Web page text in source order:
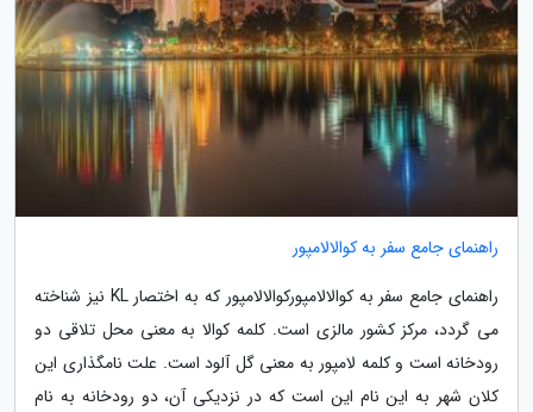
راهنمای جامع سفر به کوالالامپور
راهنمای جامع سفر به کوالالامپورکوالالامپور که به اختصار KL نیز شناخته
می گردد، مرکز کشور مالزی است. کلمه کوالا به معنی محل تلاقی دو
رودخانه است و کلمه لامپور به معنی گل آلود است. علت نامگذاری این
کلان شهر به این نام این است که در نزدیکی آن، دو رودخانه به نام